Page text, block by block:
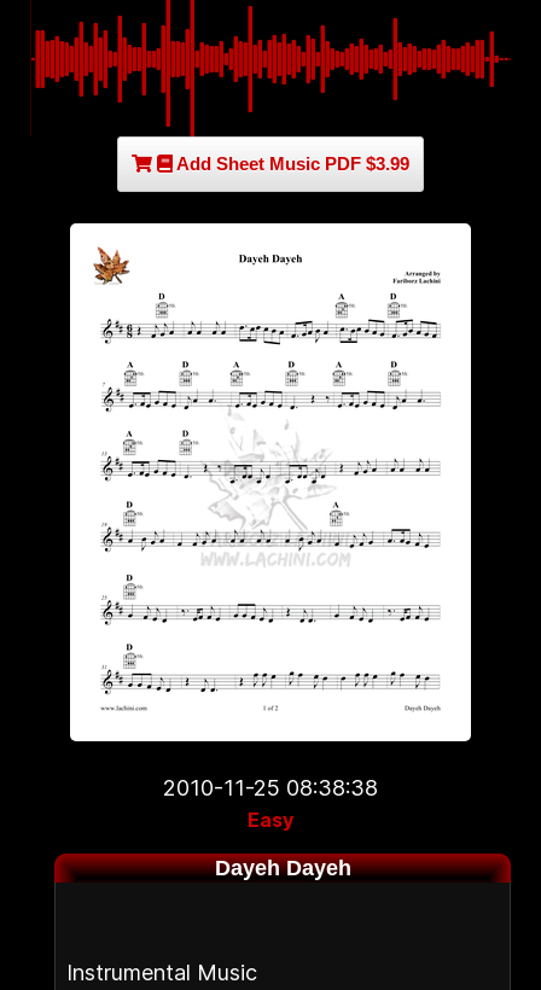
Add Sheet Music PDF $3.99
2010-11-25 08:38:38
Easy
Dayeh Dayeh
Instrumental Music